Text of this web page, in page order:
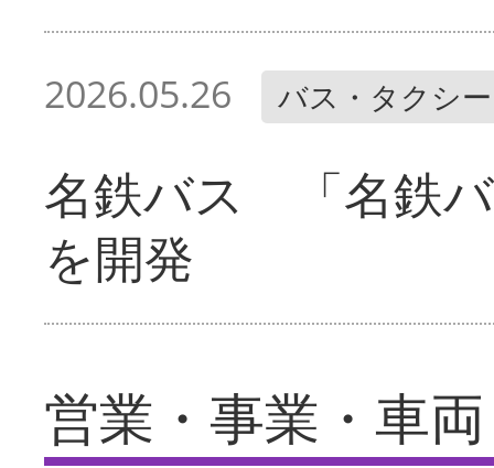
2026.05.26 バス・タクシー
名鉄バス 「名鉄
を開発
営業・事業・車両